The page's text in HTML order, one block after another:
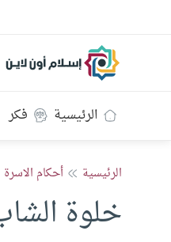
إسلام أون لاين
الرئيسية فكر
الرئيسية أحكام الاسرة
خلوة